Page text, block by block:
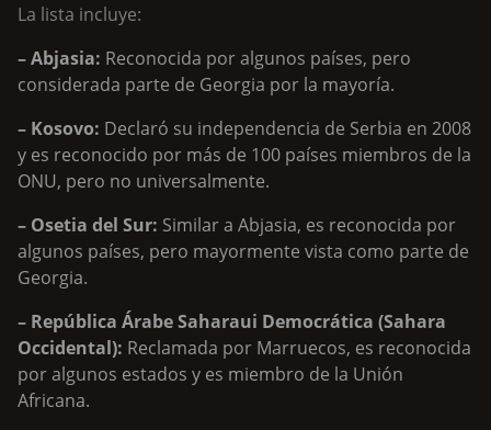
La lista incluye:
– Abjasia: Reconocida por algunos países, pero
considerada parte de Georgia por la mayoría.
– Kosovo: Declaró su independencia de Serbia en 2008
y es reconocido por más de 100 países miembros de la
ONU, pero no universalmente.
– Osetia del Sur: Similar a Abjasia, es reconocida por
algunos países, pero mayormente vista como parte de
Georgia.
– República Árabe Saharaui Democrática (Sahara
Occidental): Reclamada por Marruecos, es reconocida
por algunos estados y es miembro de la Unión
Africana.